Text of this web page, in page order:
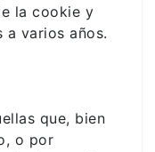
la cookie y
a varios años.
que, bien
o por